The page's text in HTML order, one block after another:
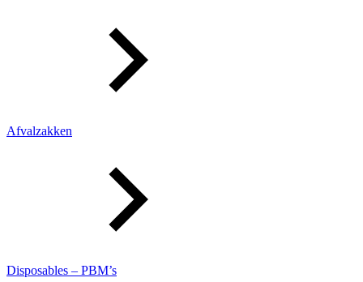
Afvalzakken
Disposables – PBM’s